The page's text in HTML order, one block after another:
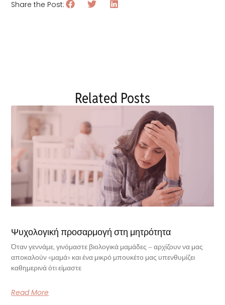
Share the Post:
Related Posts
Ψυχολογική προσαρμογή στη μητρότητα
Όταν γεννάμε, γινόμαστε βιολογικά μαμάδες – αρχίζουν να μας
αποκαλούν «μαμά» και ένα μικρό μπουκέτο μας υπενθυμίζει
καθημερινά ότι είμαστε
Read More